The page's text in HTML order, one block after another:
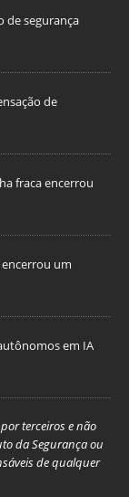
de segurança
de
fraca encerrou
um
em IA
terceiros e não
da Segurança ou
de qualquer